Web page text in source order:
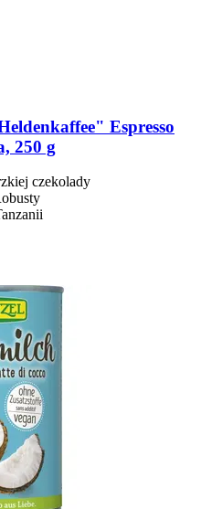
Espresso
250 g
czekolady